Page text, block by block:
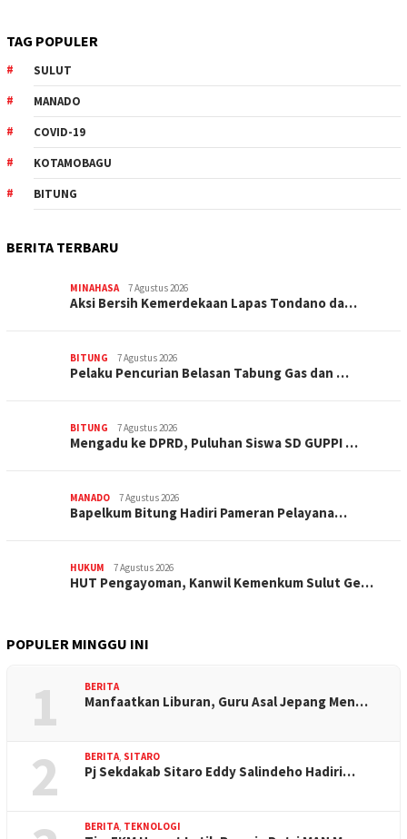
TAG POPULER
SULUT
MANADO
COVID-19
KOTAMOBAGU
BITUNG
BERITA TERBARU
MINAHASA 7 Agustus 2026
Aksi Bersih Kemerdekaan Lapas Tondano da…
BITUNG 7 Agustus 2026
Pelaku Pencurian Belasan Tabung Gas dan …
BITUNG 7 Agustus 2026
Mengadu ke DPRD, Puluhan Siswa SD GUPPI …
MANADO 7 Agustus 2026
‎Bapelkum Bitung Hadiri Pameran Pelayana…
HUKUM 7 Agustus 2026
HUT Pengayoman, Kanwil Kemenkum Sulut Ge…
POPULER MINGGU INI
1 BERITA
Manfaatkan Liburan, Guru Asal Jepang Men…
2 BERITA SITARO
Pj Sekdakab Sitaro Eddy Salindeho Hadiri…
BERITA TEKNOLOGI